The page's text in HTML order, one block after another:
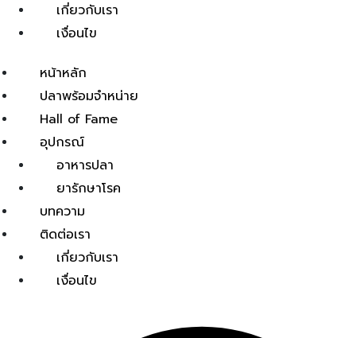
เกี่ยวกับเรา
เงื่อนไข
หน้าหลัก
ปลาพร้อมจำหน่าย
Hall of Fame
อุปกรณ์
อาหารปลา
ยารักษาโรค
บทความ
ติดต่อเรา
เกี่ยวกับเรา
เงื่อนไข